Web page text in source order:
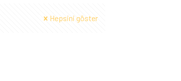
Hepsini göster